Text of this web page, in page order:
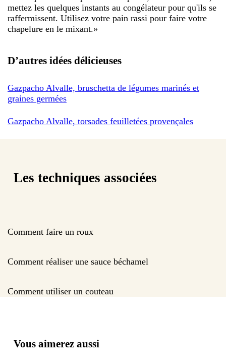
mettez les quelques instants au congélateur pour qu'ils se
raffermissent. Utilisez votre pain rassi pour faire votre
chapelure en le mixant.»
D’autres idées délicieuses
Gazpacho Alvalle, bruschetta de légumes marinés et
graines germées
Gazpacho Alvalle, torsades feuilletées provençales
Les techniques associées
Comment faire un roux
Comment réaliser une sauce béchamel
Comment utiliser un couteau
Vous aimerez aussi